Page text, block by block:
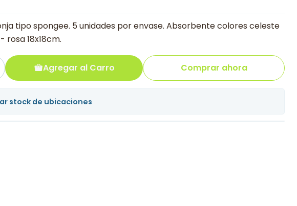
tipo spongee. 5 unidades por envase. Absorbente colores celeste
rosa 18x18cm.
Agregar al Carro Comprar ahora
stock de ubicaciones